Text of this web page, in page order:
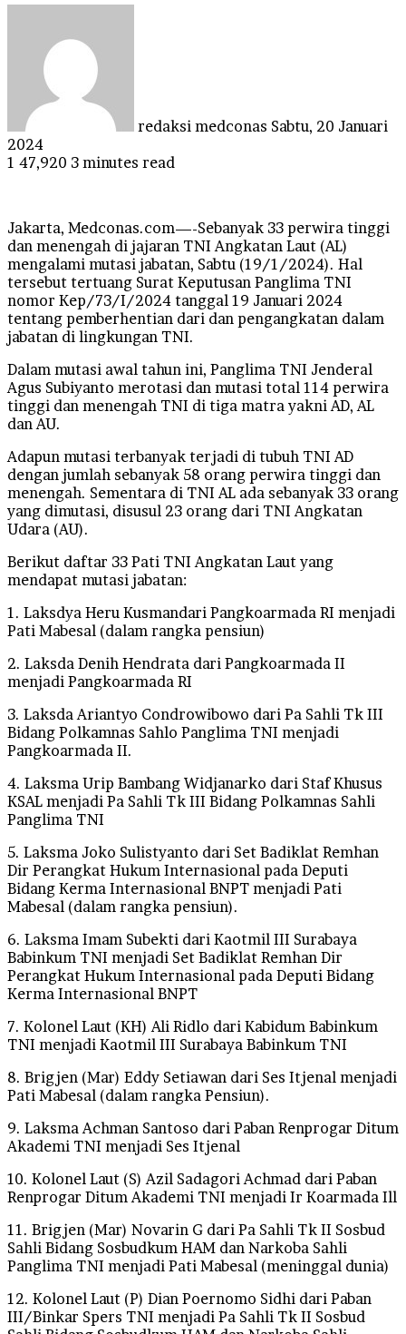
redaksi medconas Sabtu, 20 Januari
2024
1 47,920 3 minutes read
Jakarta, Medconas.com—-Sebanyak 33 perwira tinggi
dan menengah di jajaran TNI Angkatan Laut (AL)
mengalami mutasi jabatan, Sabtu (19/1/2024). Hal
tersebut tertuang Surat Keputusan Panglima TNI
nomor Kep/73/I/2024 tanggal 19 Januari 2024
tentang pemberhentian dari dan pengangkatan dalam
jabatan di lingkungan TNI.
Dalam mutasi awal tahun ini, Panglima TNI Jenderal
Agus Subiyanto merotasi dan mutasi total 114 perwira
tinggi dan menengah TNI di tiga matra yakni AD, AL
dan AU.
Adapun mutasi terbanyak terjadi di tubuh TNI AD
dengan jumlah sebanyak 58 orang perwira tinggi dan
menengah. Sementara di TNI AL ada sebanyak 33 orang
yang dimutasi, disusul 23 orang dari TNI Angkatan
Udara (AU).
Berikut daftar 33 Pati TNI Angkatan Laut yang
mendapat mutasi jabatan:
1. Laksdya Heru Kusmandari Pangkoarmada RI menjadi
Pati Mabesal (dalam rangka pensiun)
2. Laksda Denih Hendrata dari Pangkoarmada II
menjadi Pangkoarmada RI
3. Laksda Ariantyo Condrowibowo dari Pa Sahli Tk III
Bidang Polkamnas Sahlo Panglima TNI menjadi
Pangkoarmada II.
4. Laksma Urip Bambang Widjanarko dari Staf Khusus
KSAL menjadi Pa Sahli Tk III Bidang Polkamnas Sahli
Panglima TNI
5. Laksma Joko Sulistyanto dari Set Badiklat Remhan
Dir Perangkat Hukum Internasional pada Deputi
Bidang Kerma Internasional BNPT menjadi Pati
Mabesal (dalam rangka pensiun).
6. Laksma Imam Subekti dari Kaotmil III Surabaya
Babinkum TNI menjadi Set Badiklat Remhan Dir
Perangkat Hukum Internasional pada Deputi Bidang
Kerma Internasional BNPT
7. Kolonel Laut (KH) Ali Ridlo dari Kabidum Babinkum
TNI menjadi Kaotmil III Surabaya Babinkum TNI
8. Brigjen (Mar) Eddy Setiawan dari Ses Itjenal menjadi
Pati Mabesal (dalam rangka Pensiun).
9. Laksma Achman Santoso dari Paban Renprogar Ditum
Akademi TNI menjadi Ses Itjenal
10. Kolonel Laut (S) Azil Sadagori Achmad dari Paban
Renprogar Ditum Akademi TNI menjadi Ir Koarmada Ill
11. Brigjen (Mar) Novarin G dari Pa Sahli Tk II Sosbud
Sahli Bidang Sosbudkum HAM dan Narkoba Sahli
Panglima TNI menjadi Pati Mabesal (meninggal dunia)
12. Kolonel Laut (P) Dian Poernomo Sidhi dari Paban
III/Binkar Spers TNI menjadi Pa Sahli Tk II Sosbud